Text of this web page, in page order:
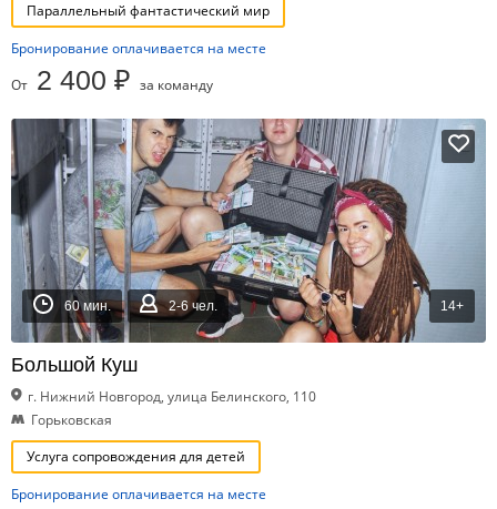
Параллельный фантастический мир
Бронирование оплачивается на месте
От 2 400 ₽ за команду
60 мин. 2-6 чел. 14+
Большой Куш
г. Нижний Новгород, улица Белинского, 110
Горьковская
Услуга сопровождения для детей
Бронирование оплачивается на месте